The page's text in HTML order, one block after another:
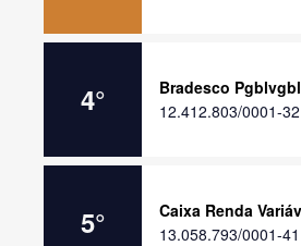
4°
Bradesco
12.412.803/0001-32
5°
Caixa Renda
13.058.793/0001-41